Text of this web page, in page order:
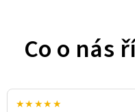
Co o nás
★★★★★